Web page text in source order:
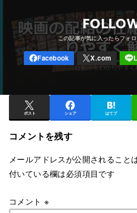
ポスト シェア はてブ
コメントを残す
メールアドレスが公開されること
付いている欄は必須項目です
コメント ※